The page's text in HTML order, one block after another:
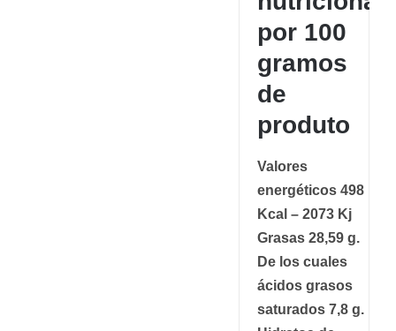
por 100
gramos
de
produto
Valores
energéticos 498
Kcal – 2073 Kj
Grasas 28,59 g.
De los cuales
ácidos grasos
saturados 7,8 g.